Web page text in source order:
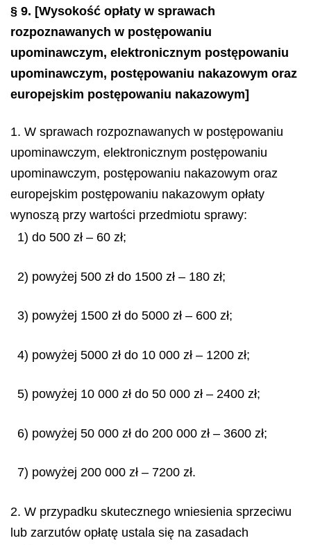
§ 9. [Wysokość opłaty w sprawach
rozpoznawanych w postępowaniu
upominawczym, elektronicznym postępowaniu
upominawczym, postępowaniu nakazowym oraz
europejskim postępowaniu nakazowym]
1. W sprawach rozpoznawanych w postępowaniu
upominawczym, elektronicznym postępowaniu
upominawczym, postępowaniu nakazowym oraz
europejskim postępowaniu nakazowym opłaty
wynoszą przy wartości przedmiotu sprawy:
1) do 500 zł – 60 zł;
2) powyżej 500 zł do 1500 zł – 180 zł;
3) powyżej 1500 zł do 5000 zł – 600 zł;
4) powyżej 5000 zł do 10 000 zł – 1200 zł;
5) powyżej 10 000 zł do 50 000 zł – 2400 zł;
6) powyżej 50 000 zł do 200 000 zł – 3600 zł;
7) powyżej 200 000 zł – 7200 zł.
2. W przypadku skutecznego wniesienia sprzeciwu
lub zarzutów opłatę ustala się na zasadach